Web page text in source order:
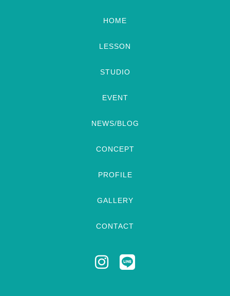
HOME
LESSON
STUDIO
EVENT
NEWS/BLOG
CONCEPT
PROFILE
GALLERY
CONTACT